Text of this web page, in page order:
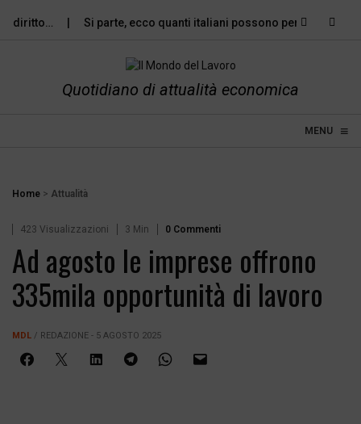
diritto… Si parte, ecco quanti italiani possono permettersi le…
Quotidiano di attualità economica
MENU ≡
☰
Home > Attualità
423 Visualizzazioni 3 Min 0 Commenti
Ad agosto le imprese offrono
335mila opportunità di lavoro
MDL / REDAZIONE - 5 AGOSTO 2025